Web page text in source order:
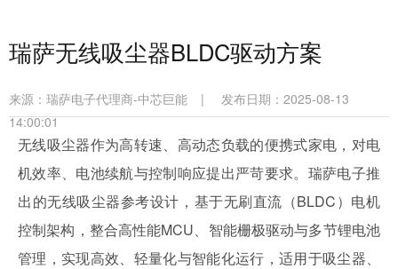
瑞萨无线吸尘器BLDC驱动方案
来源： 瑞萨电子代理商-中芯巨能 |
发布日期：2025-08-13
14:00:01
无线吸尘器作为高转速、高动态负载的便携式家电，对电
机效率、电池续航与控制响应提出严苛要求。瑞萨电子推
出的无线吸尘器参考设计，基于无刷直流（BLDC）电机
控制架构，整合高性能MCU、智能栅极驱动与多节锂电池
管理，实现高效、轻量化与智能化运行，适用于吸尘器、